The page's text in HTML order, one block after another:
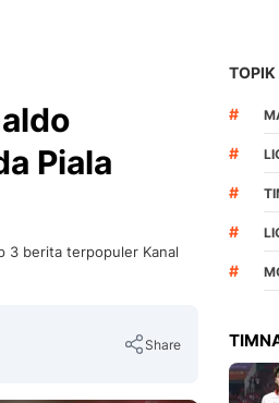
Piala
3 berita terpopuler Kanal
Share
TOPIK
#
#
#
#
#